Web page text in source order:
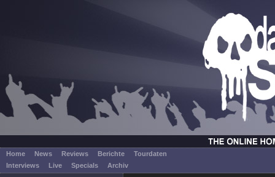
Home News Reviews Berichte
Tourdaten
Interviews
Live Specials Archiv